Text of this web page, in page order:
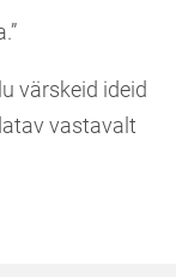
värskeid ideid
vastavalt